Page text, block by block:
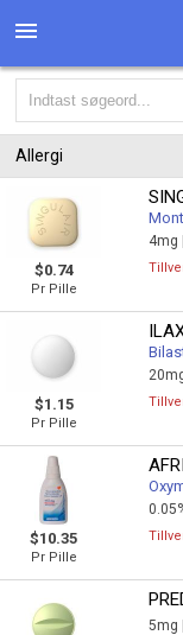
Allergi
$0.74
Pr Pille
$1.15
Pr Pille
$10.35
Pr Pille
5mg |